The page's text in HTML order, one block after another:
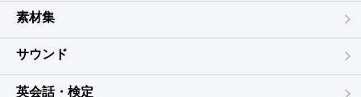
素材集
サウンド
英会話・検定